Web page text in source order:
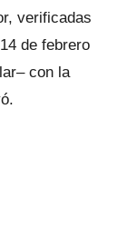
verificadas
de febrero
con la